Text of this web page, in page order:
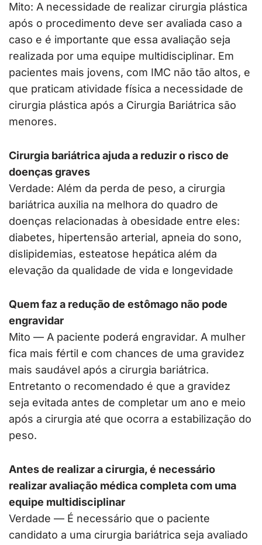
Mito: A necessidade de realizar cirurgia plástica
após o procedimento deve ser avaliada caso a
caso e é importante que essa avaliação seja
realizada por uma equipe multidisciplinar. Em
pacientes mais jovens, com IMC não tão altos, e
que praticam atividade física a necessidade de
cirurgia plástica após a Cirurgia Bariátrica são
menores.
Cirurgia bariátrica ajuda a reduzir o risco de
doenças graves
Verdade: Além da perda de peso, a cirurgia
bariátrica auxilia na melhora do quadro de
doenças relacionadas à obesidade entre eles:
diabetes, hipertensão arterial, apneia do sono,
dislipidemias, esteatose hepática além da
elevação da qualidade de vida e longevidade
Quem faz a redução de estômago não pode
engravidar
Mito — A paciente poderá engravidar. A mulher
fica mais fértil e com chances de uma gravidez
mais saudável após a cirurgia bariátrica.
Entretanto o recomendado é que a gravidez
seja evitada antes de completar um ano e meio
após a cirurgia até que ocorra a estabilização do
peso.
Antes de realizar a cirurgia, é necessário
realizar avaliação médica completa com uma
equipe multidisciplinar
Verdade — É necessário que o paciente
candidato a uma cirurgia bariátrica seja avaliado